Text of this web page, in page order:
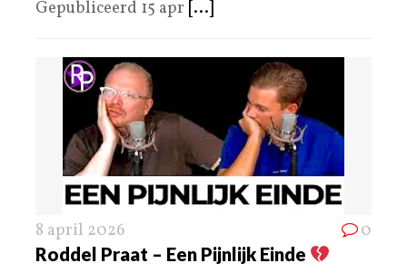
Gepubliceerd 15 apr [...]
8 april 2026 0
Roddel Praat – Een Pijnlijk Einde